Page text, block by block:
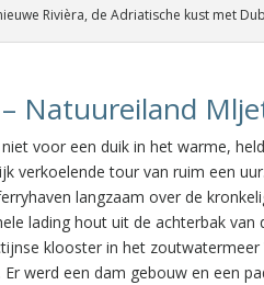
Rivièra, de Adriatische kust met
Natuureiland
voor een duik in het warme,
verkoelende tour van ruim een
langzaam over de
lading hout uit de achterbak
klooster in het
werd een dam gebouw en een